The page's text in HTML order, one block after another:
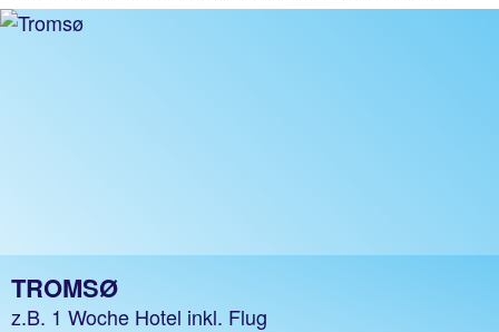
TROMSØ
z.B. 1 Woche Hotel inkl. Flug